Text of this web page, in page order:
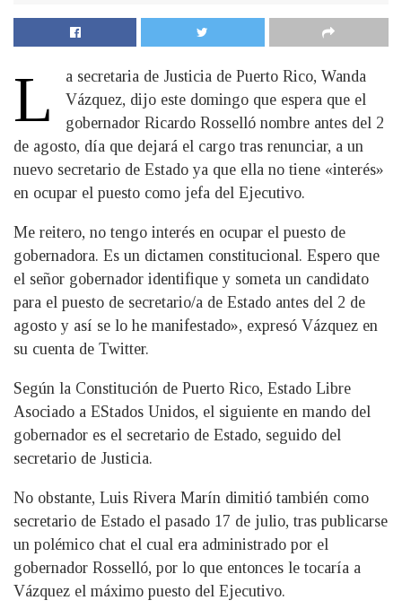
L
a secretaria de Justicia de Puerto Rico, Wanda
Vázquez, dijo este domingo que espera que el
gobernador Ricardo Rosselló nombre antes del 2
de agosto, día que dejará el cargo tras renunciar, a un
nuevo secretario de Estado ya que ella no tiene «interés»
en ocupar el puesto como jefa del Ejecutivo.
Me reitero, no tengo interés en ocupar el puesto de
gobernadora. Es un dictamen constitucional. Espero que
el señor gobernador identifique y someta un candidato
para el puesto de secretario/a de Estado antes del 2 de
agosto y así se lo he manifestado», expresó Vázquez en
su cuenta de Twitter.
Según la Constitución de Puerto Rico, Estado Libre
Asociado a EStados Unidos, el siguiente en mando del
gobernador es el secretario de Estado, seguido del
secretario de Justicia.
No obstante, Luis Rivera Marín dimitió también como
secretario de Estado el pasado 17 de julio, tras publicarse
un polémico chat el cual era administrado por el
gobernador Rosselló, por lo que entonces le tocaría a
Vázquez el máximo puesto del Ejecutivo.